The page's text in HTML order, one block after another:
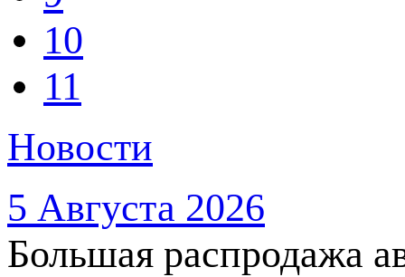
10
11
Новости
5 Августа 2026
Большая распродажа